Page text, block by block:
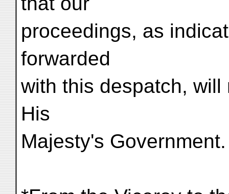
proceedings, as
forwarded
with this despatch,
His
Majesty's Government.